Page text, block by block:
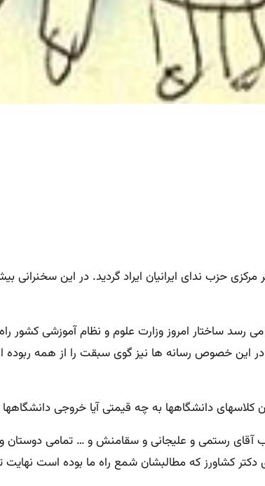
سخنرانی است با عنوان باسوادی یا مدرک گرایی که در تاریخ۱۳۹۵٫۸٫۵ در دفتر مرکزی حزب ندای
رسد ساختار امروز وزارت علوم و نظام آموزشی کشور
در این خصوص رسانه ها نیز گوی سبقت را از همه
کلاسهای دانشگاهها به چه قیمتی آیا خروجی
آقای رستمی و علیجانی و سقامنش و … تمامی دوستان
کشاورز که مطالبشان شمع راه ما بوده است نهایت